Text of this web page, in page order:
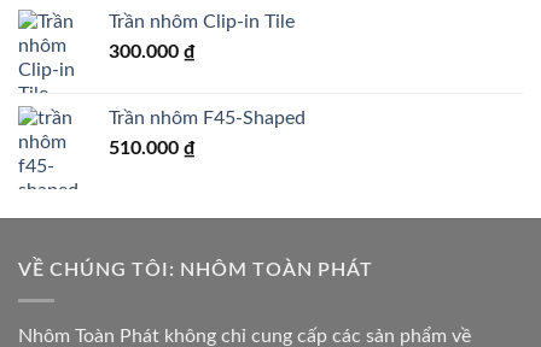
Trần nhôm Clip-in Tile
300.000 ₫
Trần nhôm F45-Shaped
510.000 ₫
VỀ CHÚNG TÔI: NHÔM TOÀN PHÁT
Nhôm Toàn Phát không chỉ cung cấp các sản phẩm về